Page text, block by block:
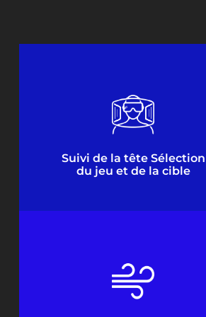
Suivi de la tête Sélection
du jeu et de la cible
Casque Panoramique VR
Casque VR en libre-service, portez
vous aimez jouer.
Palpitant et excitant
L'air a soudainement soufflé de la